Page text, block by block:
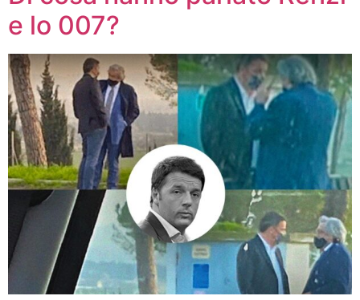
e lo 007?